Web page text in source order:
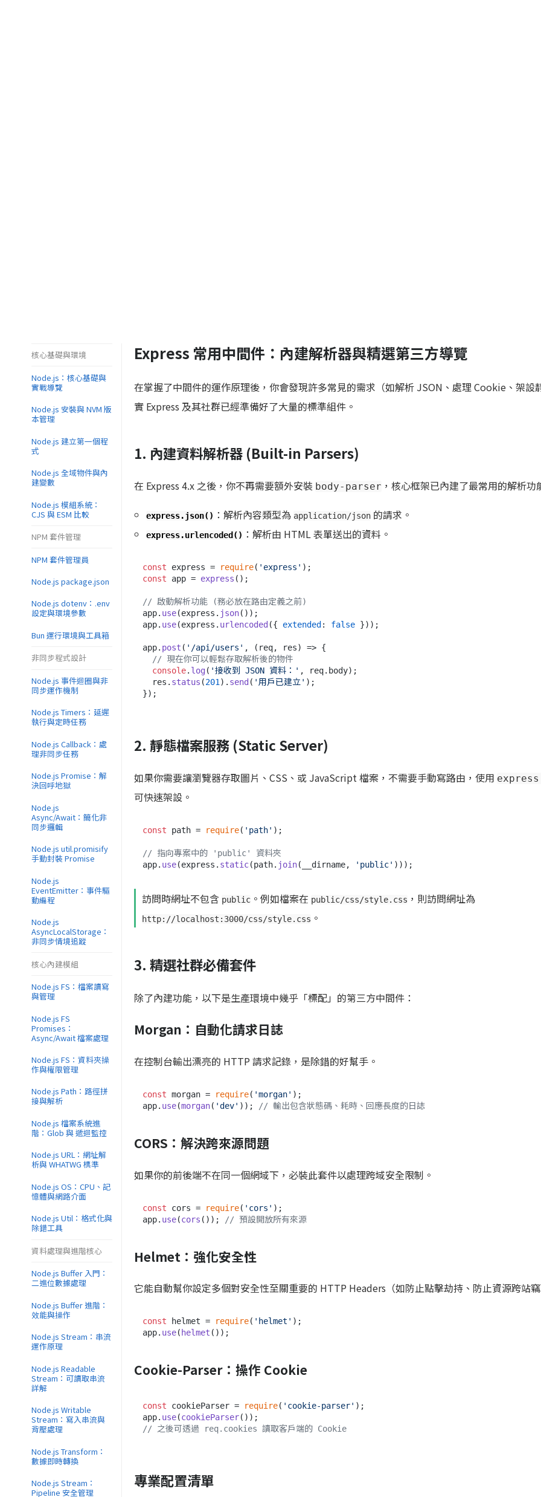
Express 常用中間件：內建解析器與精選第三方導覽
在掌握了中間件的運作原理後，你會發現許多常見的需求（如解析 JSON、處理 Cookie、架設
實 Express 及其社群已經準備好了大量的標準組件。
1. 內建資料解析器 (Built-in Parsers)
在 Express 4.x 之後，你不再需要額外安裝 body-parser ，核心框架已內建了最常用的解析功
express.json() ：解析內容類型為 application/json 的請求。
express.urlencoded() ：解析由 HTML 表單送出的資料。
const express = require( 'express'
const app = express ();
// 啟動解析功能 (務必放在路由定義之前)
app. use(express. json());
app. use(express. urlencoded ({ extended : false }));
app. post ( '/api/users' , ( req, res) => {
// 現在你可以輕鬆存取解析後的物件
console. log( '接收到 JSON 資料：' , req. body);
  res.
status (201 ). send ( '用戶已建立' );
2. 靜態檔案服務 (Static Server)
如果你需要讓瀏覽器存取圖片、CSS、或 JavaScript 檔案，不需要手動寫路由，使用
可快速架設。
const path = require( 'path' );
// 指向專案中的 'public' 資料夾
app. use(express. static(path. join(__dirname, 'public'
訪問時網址不包含 public 。例如檔案在 public/css/style.css ，則訪問網址為
http://localhost:3000/css/style.css 。
3. 精選社群必備套件
除了內建功能，以下是生產環境中幾乎「標配」的第三方中間件：
Morgan：自動化請求日誌
在控制台輸出漂亮的 HTTP 請求記錄，是除錯的好幫手。
const morgan = require( 'morgan' );
app. use(morgan( 'dev' )); // 輸出包含狀態碼、耗時、回應長度的日誌
CORS：解決跨來源問題
如果你的前後端不在同一個網域下，必裝此套件以處理跨域安全限制。
const cors = require( 'cors' );
app. use(cors ()); // 預設開放所有來源
Helmet：強化安全性
它能自動幫你設定多個對安全性至關重要的 HTTP Headers（如防止點擊劫持、防止資源跨站
const helmet = require( 'helmet' );
app. use( helmet
Cookie-Parser：操作 Cookie
const cookieParser = require( 'cookie-parser' );
app. use(cookieParser
// 之後可透過 req.cookies 讀取客戶端的 Cookie
專業配置清單
核心基礎與環境
Node.js：核心基礎與
實戰導覽
Node.js 安裝與 NVM 版
本管理
Node.js 建立第一個程
式
Node.js 全域物件與內
建變數
Node.js 模組系統：
CJS 與 ESM 比較
NPM 套件管理
NPM 套件管理員
Node.js package.json
Node.js dotenv：.env
設定與環境參數
Bun 運行環境與工具箱
非同步程式設計
Node.js 事件迴圈與非
同步運作機制
Node.js Timers：延遲
執行與定時任務
Node.js Callback：處
理非同步任務
Node.js Promise：解
決回呼地獄
Node.js
Async/Await：簡化非
同步邏輯
Node.js util.promisify
手動封裝 Promise
Node.js
EventEmitter：事件驅
動編程
Node.js
AsyncLocalStorage：
非同步情境追蹤
核心內建模組
Node.js FS：檔案讀寫
與管理
Node.js FS
Promises：
Async/Await 檔案處理
Node.js FS：資料夾操
作與權限管理
Node.js Path：路徑拼
接與解析
Node.js 檔案系統進
階：Glob 與 遞迴監控
Node.js URL：網址解
析與 WHATWG 標準
Node.js OS：CPU、記
憶體與網路介面
Node.js Util：格式化與
除錯工具
資料處理與進階核心
Node.js Buffer 入門：
二進位數據處理
Node.js Buffer 進階：
效能與操作
Node.js Stream：串流
運作原理
Node.js Readable
Stream：可讀取串流
詳解
Node.js Writable
Stream：寫入串流與
背壓處理
Node.js Transform：
數據即時轉換
Node.js Stream：
Pipeline 安全管理